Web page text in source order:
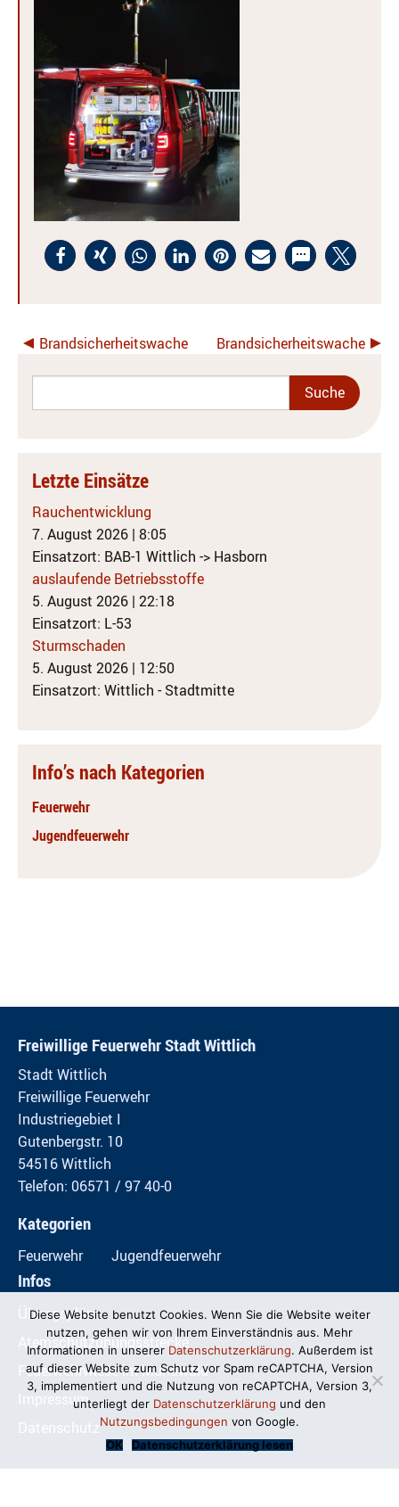
Brandsicherheitswache Brandsicherheitswache
Letzte Einsätze
Rauchentwicklung
7. August 2026 | 8:05
Einsatzort: BAB-1 Wittlich -> Hasborn
auslaufende Betriebsstoffe
5. August 2026 | 22:18
Einsatzort: L-53
Sturmschaden
5. August 2026 | 12:50
Einsatzort: Wittlich - Stadtmitte
Info’s nach Kategorien
Feuerwehr
Jugendfeuerwehr
Freiwillige Feuerwehr Stadt Wittlich
Stadt Wittlich
Freiwillige Feuerwehr
Industriegebiet I
Gutenbergstr. 10
54516 Wittlich
Telefon: 06571 / 97 40-0
Kategorien
Feuerwehr Jugendfeuerwehr
Infos
Übungspläne
Atemschutzübungsstrecke
Feuerwehrwiese im Mundwald
Impressum
Diese Website benutzt Cookies. Wenn Sie die Website weiter
nutzen, gehen wir von Ihrem Einverständnis aus. Mehr
Informationen in unserer Datenschutzerklärung. Außerdem ist
auf dieser Website zum Schutz vor Spam reCAPTCHA, Version
3, implementiert und die Nutzung von reCAPTCHA, Version 3,
unterliegt der Datenschutzerklärung und den
Nutzungsbedingungen von Google.
OK
Datenschutzerklärung lesen